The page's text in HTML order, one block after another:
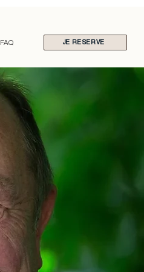
FAQ JE RESERVE